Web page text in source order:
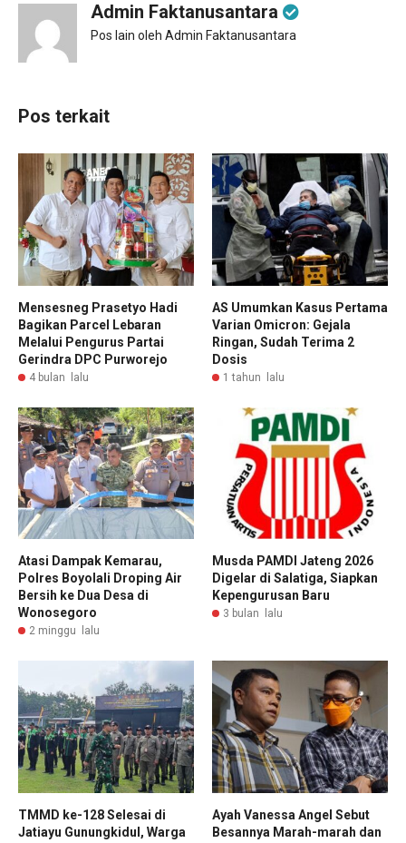
Admin Faktanusantara
Pos lain oleh Admin Faktanusantara
Pos terkait
Mensesneg Prasetyo Hadi
Bagikan Parcel Lebaran
Melalui Pengurus Partai
Gerindra DPC Purworejo
4 bulan lalu
AS Umumkan Kasus Pertama
Varian Omicron: Gejala
Ringan, Sudah Terima 2
Dosis
1 tahun lalu
Atasi Dampak Kemarau,
Polres Boyolali Droping Air
Bersih ke Dua Desa di
Wonosegoro
2 minggu lalu
Musda PAMDI Jateng 2026
Digelar di Salatiga, Siapkan
Kepengurusan Baru
3 bulan lalu
TMMD ke-128 Selesai di
Jatiayu Gunungkidul, Warga
Ayah Vanessa Angel Sebut
Besannya Marah-marah dan